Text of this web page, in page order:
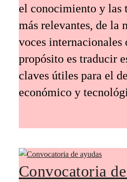
el conocimiento y las
más relevantes, de la
voces internacionales
propósito es traducir
claves útiles para el
económico y
Convocatoria